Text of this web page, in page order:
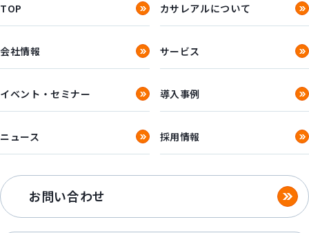
TOP カサレアルについて
会社情報 サービス
イベント・セミナー 導入事例
ニュース 採用情報
お問い合わせ